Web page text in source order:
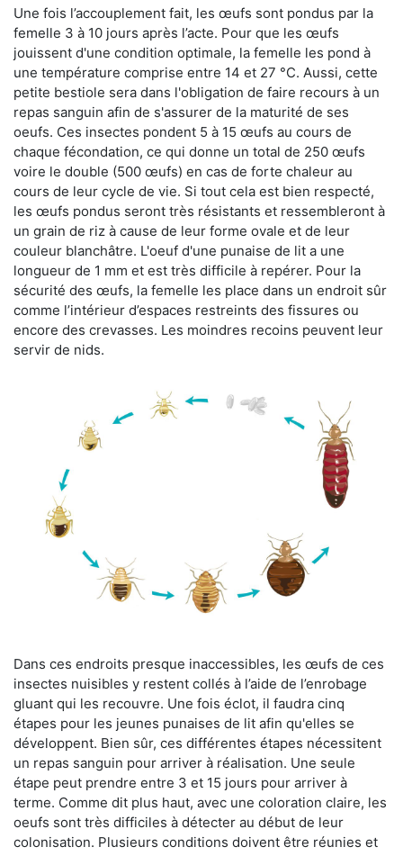
Une fois l’accouplement fait, les œufs sont pondus par la
femelle 3 à 10 jours après l’acte. Pour que les œufs
jouissent d'une condition optimale, la femelle les pond à
une température comprise entre 14 et 27 °C. Aussi, cette
petite bestiole sera dans l'obligation de faire recours à un
repas sanguin afin de s'assurer de la maturité de ses
oeufs. Ces insectes pondent 5 à 15 œufs au cours de
chaque fécondation, ce qui donne un total de 250 œufs
voire le double (500 œufs) en cas de forte chaleur au
cours de leur cycle de vie. Si tout cela est bien respecté,
les œufs pondus seront très résistants et ressembleront à
un grain de riz à cause de leur forme ovale et de leur
couleur blanchâtre. L'oeuf d'une punaise de lit a une
longueur de 1 mm et est très difficile à repérer. Pour la
sécurité des œufs, la femelle les place dans un endroit sûr
comme l’intérieur d’espaces restreints des fissures ou
encore des crevasses. Les moindres recoins peuvent leur
servir de nids.
Dans ces endroits presque inaccessibles, les œufs de ces
insectes nuisibles y restent collés à l’aide de l’enrobage
gluant qui les recouvre. Une fois éclot, il faudra cinq
étapes pour les jeunes punaises de lit afin qu'elles se
développent. Bien sûr, ces différentes étapes nécessitent
un repas sanguin pour arriver à réalisation. Une seule
étape peut prendre entre 3 et 15 jours pour arriver à
terme. Comme dit plus haut, avec une coloration claire, les
oeufs sont très difficiles à détecter au début de leur
colonisation. Plusieurs conditions doivent être réunies et